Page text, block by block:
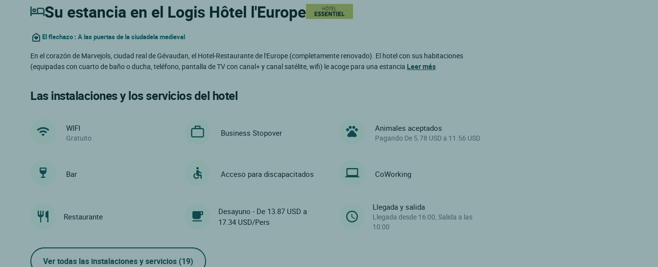
Su estancia en el Logis Hôtel l'Europe
El flechazo : A las puertas de la ciudadela medieval
En el corazón de Marvejols, ciudad real de Gévaudan, el Hotel-Restaurante de l'Europe (completamente renovado). El hotel con sus habitaciones
(equipadas con cuarto de baño o ducha, teléfono, pantalla de TV con canal+ y canal satélite, wifi) le acoge para una estancia Leer más
Las instalaciones y los servicios del hotel
WIFI
Gratuito
Business Stopover Animales aceptados
Pagando De 5.78 USD a 11.56 USD
Bar Acceso para discapacitados CoWorking
Restaurante
Desayuno - De 13.87 USD a
17.34 USD/Pers
Llegada y salida
Llegada desde 16:00, Salida a las
10:00
Ver todas las instalaciones y servicios (19)